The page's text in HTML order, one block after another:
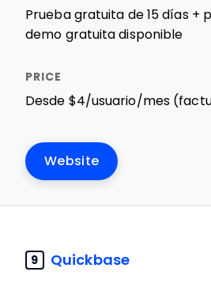
Prueba gratuita de 15 días +
demo gratuita disponible
Desde $4/usuario/mes
Website
9 Quickbase